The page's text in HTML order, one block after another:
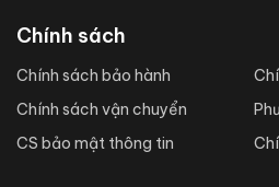
Chính sách
Chính sách bảo hành
Chính sách vận chuyển
CS bảo mật thông tin